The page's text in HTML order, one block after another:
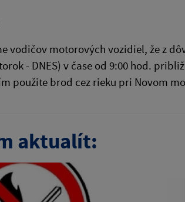
vodičov motorových vozidiel, že z
- DNES) v čase od 9:00 hod.
použite brod cez rieku pri Novom
aktualít: